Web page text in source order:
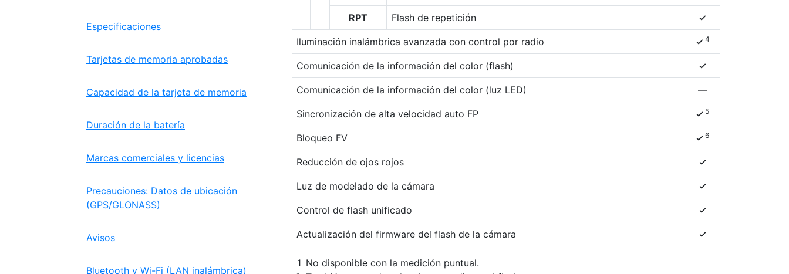
Especificaciones
Tarjetas de memoria aprobadas
Capacidad de la tarjeta de memoria
Duración de la batería
Marcas comerciales y licencias
Precauciones: Datos de ubicación
(GPS/GLONASS)
Avisos
Bluetooth y Wi-Fi (LAN inalámbrica)
RPT Flash de repetición 4
Iluminación inalámbrica avanzada con control por radio 44
Comunicación de la información del color (flash) 4
Comunicación de la información del color (luz LED) —
Sincronización de alta velocidad auto FP 4 5
Bloqueo FV 4 6
Reducción de ojos rojos 4
Luz de modelado de la cámara 4
Control de flash unificado 4
Actualización del firmware del flash de la cámara 4
No disponible con la medición puntual.